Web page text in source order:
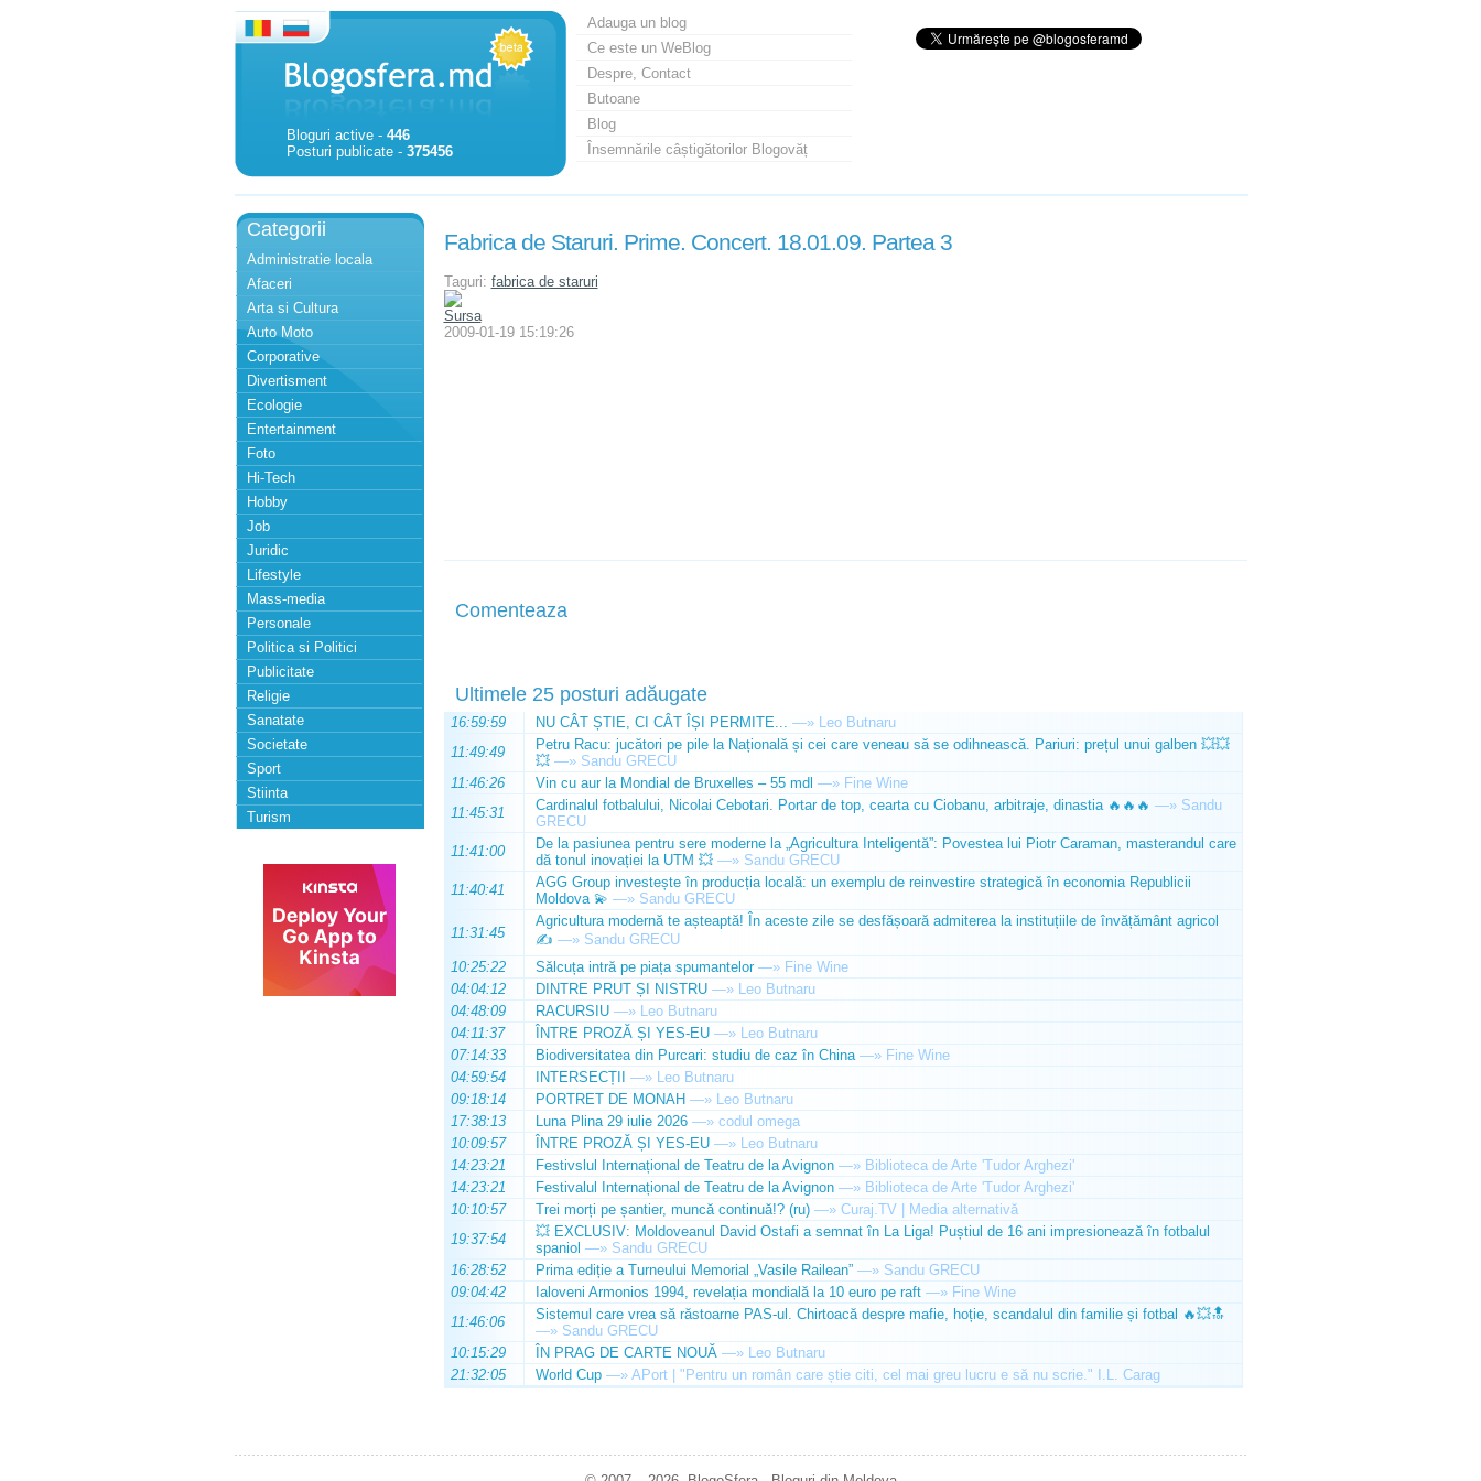
Bloguri active - 446
Posturi publicate - 375456
Adauga un blog
Ce este un WeBlog
Despre, Contact
Butoane
Blog
Însemnările câștigătorilor Blogovăț
Categorii
Administratie locala
Afaceri
Arta si Cultura
Auto Moto
Corporative
Divertisment
Ecologie
Entertainment
Foto
Hi-Tech
Hobby
Job
Juridic
Lifestyle
Mass-media
Personale
Politica si Politici
Publicitate
Religie
Sanatate
Societate
Sport
Stiinta
Turism
Fabrica de Staruri. Prime. Concert. 18.01.09. Partea 3
Taguri: fabrica de staruri
Sursa
2009-01-19 15:19:26
Comenteaza
Ultimele 25 posturi adăugate
16:59:59 NU CÂT ȘTIE, CI CÂT ÎȘI PERMITE... —» Leo Butnaru
11:49:49
Petru Racu: jucători pe pile la Națională și cei care veneau să se odihnească. Pariuri: prețul unui galben 💥💥
💥 —» Sandu GRECU
11:46:26
Vin cu aur la Mondial de Bruxelles – 55 mdl —» Fine Wine
11:45:31
Cardinalul fotbalului, Nicolai Cebotari. Portar de top, cearta cu Ciobanu, arbitraje, dinastia 🔥🔥🔥 —» Sandu
GRECU
11:41:00
De la pasiunea pentru sere moderne la „Agricultura Inteligentă”: Povestea lui Piotr Caraman, masterandul care
dă tonul inovației la UTM 💥 —» Sandu GRECU
11:40:41
AGG Group investește în producția locală: un exemplu de reinvestire strategică în economia Republicii
Moldova 💫 —» Sandu GRECU
11:31:45
Agricultura modernă te așteaptă! În aceste zile se desfășoară admiterea la instituțiile de învățământ agricol
✍️ —» Sandu GRECU
10:25:22
Sălcuța intră pe piața spumantelor —» Fine Wine
04:04:12
DINTRE PRUT ȘI NISTRU —» Leo Butnaru
04:48:09
RACURSIU —» Leo Butnaru
04:11:37
ÎNTRE PROZĂ ȘI YES-EU —» Leo Butnaru
07:14:33
Biodiversitatea din Purcari: studiu de caz în China —» Fine Wine
04:59:54
INTERSECȚII —» Leo Butnaru
09:18:14
PORTRET DE MONAH —» Leo Butnaru
17:38:13
Luna Plina 29 iulie 2026 —» codul omega
10:09:57
ÎNTRE PROZĂ ȘI YES-EU —» Leo Butnaru
14:23:21
Festivslul Internațional de Teatru de la Avignon —» Biblioteca de Arte 'Tudor Arghezi'
14:23:21
Festivalul Internațional de Teatru de la Avignon —» Biblioteca de Arte 'Tudor Arghezi'
10:10:57
Trei morți pe șantier, muncă continuă!? (ru) —» Curaj.TV | Media alternativă
19:37:54
💥 EXCLUSIV: Moldoveanul David Ostafi a semnat în La Liga! Puștiul de 16 ani impresionează în fotbalul
spaniol —» Sandu GRECU
16:28:52
Prima ediție a Turneului Memorial „Vasile Railean” —» Sandu GRECU
09:04:42
Ialoveni Armonios 1994, revelația mondială la 10 euro pe raft —» Fine Wine
11:46:06
Sistemul care vrea să răstoarne PAS-ul. Chirtoacă despre mafie, hoție, scandalul din familie și fotbal 🔥💥🔝
—» Sandu GRECU
10:15:29
ÎN PRAG DE CARTE NOUĂ —» Leo Butnaru
21:32:05
World Cup —» APort | "Pentru un român care știe citi, cel mai greu lucru e să nu scrie." I.L. Carag